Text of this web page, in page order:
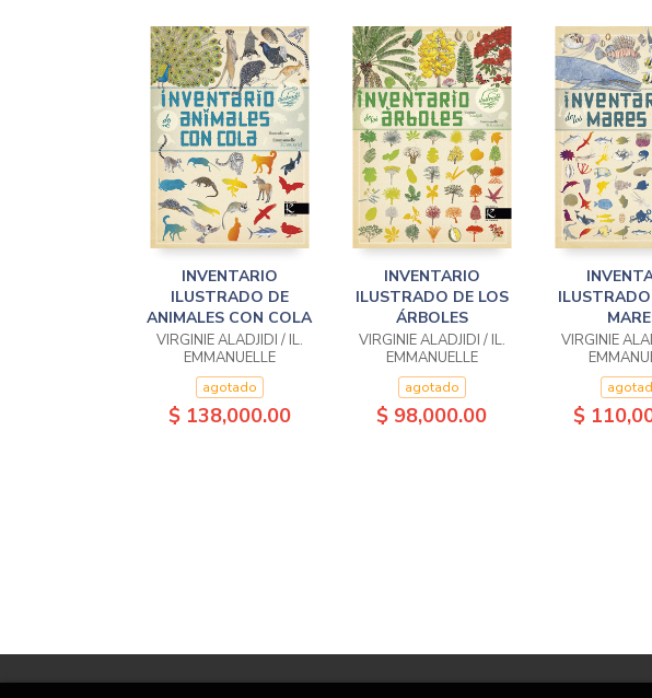
INVENTARIO
ILUSTRADO DE
ANIMALES CON COLA
VIRGINIE ALADJIDI / IL.
EMMANUELLE
TCHOUKRIEL
agotado
$ 138,000.00
INVENTARIO
ILUSTRADO DE LOS
ÁRBOLES
VIRGINIE ALADJIDI / IL.
EMMANUELLE
TCHOUKRIEL
agotado
$ 98,000.00
VIRGINIE
$